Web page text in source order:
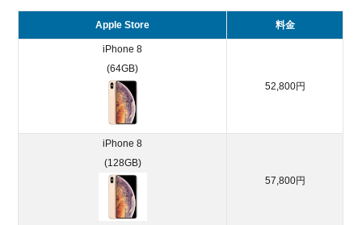
バイ
デメ
Apple Store 料金
iPhone 8
(64GB)
52,800円
iPhone 8
(128GB)
57,800円